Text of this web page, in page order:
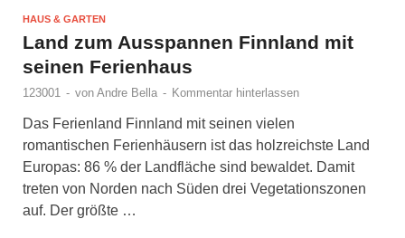
HAUS & GARTEN
Land zum Ausspannen Finnland mit
seinen Ferienhaus
123001 - von Andre Bella - Kommentar hinterlassen
Das Ferienland Finnland mit seinen vielen
romantischen Ferienhäusern ist das holzreichste Land
Europas: 86 % der Landfläche sind bewaldet. Damit
treten von Norden nach Süden drei Vegetationszonen
auf. Der größte …